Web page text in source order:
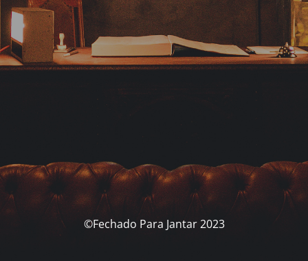
©Fechado Para Jantar 2023